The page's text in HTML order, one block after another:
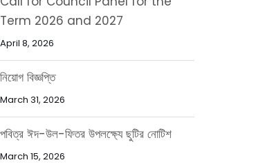
Term 2026 and 2027
নিয়োগ বিজ্ঞপ্তি
পবিত্র ঈদ-উল-ফিতর উপলক্ষ্যে ছুটির নোটিশ